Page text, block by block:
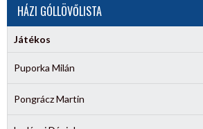
HÁZI GÓLLÖVŐLISTA
Játékos
Puporka Milán
Pongrácz Martin